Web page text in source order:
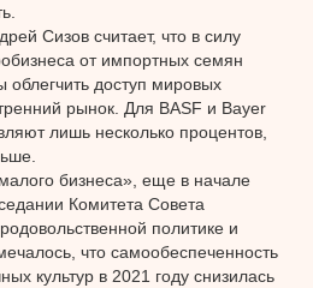
Сизов считает, что в силу
от импортных семян
облегчить доступ мировых
рынок. Для BASF и Bayer
лишь несколько процентов,
бизнеса», еще в начале
Комитета Совета
политике и
что самообеспеченность
культур в 2021 году снизилась